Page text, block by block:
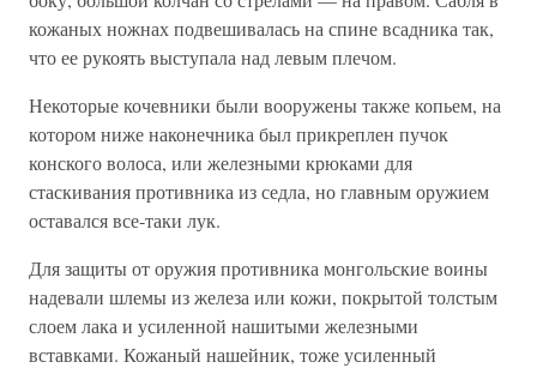
кожаных ножнах подвешивалась на спине всадника так,
что ее рукоять выступала над левым плечом.
Некоторые кочевники были вооружены также копьем, на
котором ниже наконечника был прикреплен пучок
конского волоса, или железными крюками для
стаскивания противника из седла, но главным оружием
оставался все-таки лук.
Для защиты от оружия противника монгольские воины
надевали шлемы из железа или кожи, покрытой толстым
слоем лака и усиленной нашитыми железными
вставками. Кожаный нашейник, тоже усиленный